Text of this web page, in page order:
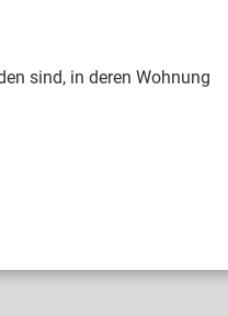
sind, in deren Wohnung